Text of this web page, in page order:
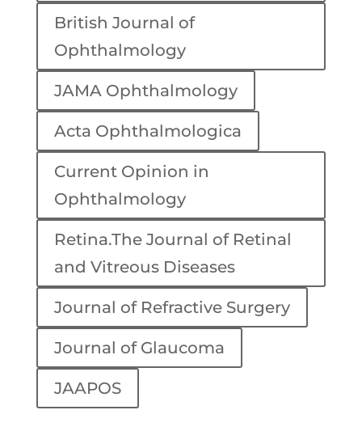
British Journal of
Ophthalmology
JAMA Ophthalmology
Acta Ophthalmologica
Current Opinion in
Ophthalmology
Retina.The Journal of Retinal
and Vitreous Diseases
Journal of Refractive Surgery
Journal of Glaucoma
JAAPOS